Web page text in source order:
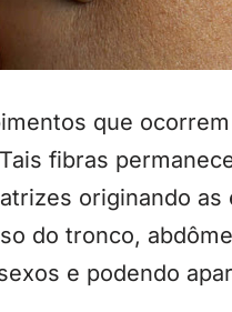
que
fibras
originando
do tronco,
e podendo